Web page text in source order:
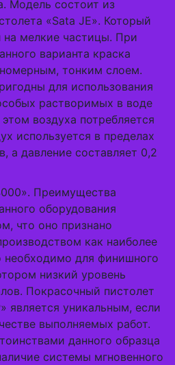
Модель состоит из
«Sata JE». Который
на мелкие частицы. При
варианта краска
тонким слоем.
для использования
растворимых в воде
воздуха потребляется
используется в пределах
а давление составляет 0,2
Преимущества
оборудования
что оно признано
как наиболее
для финишного
низкий уровень
Покрасочный пистолет
является уникальным, если
выполняемых работ.
данного образца
системы мгновенного